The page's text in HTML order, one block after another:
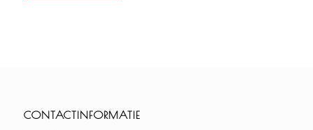
CONTACTINFORMATIE